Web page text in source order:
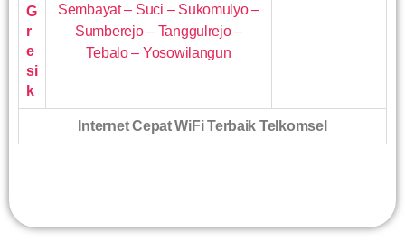
G
r
e
si
k
Sembayat – Suci – Sukomulyo –
Sumberejo – Tanggulrejo –
Tebalo – Yosowilangun
Internet Cepat WiFi Terbaik Telkomsel